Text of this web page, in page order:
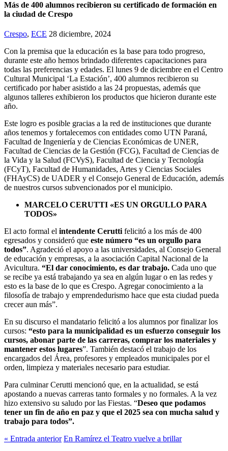
Más de 400 alumnos recibieron su certificado de formación en
la ciudad de Crespo
Crespo, ECE 28 diciembre, 2024
Con la premisa que la educación es la base para todo progreso,
durante este año hemos brindado diferentes capacitaciones para
todas las preferencias y edades. El lunes 9 de diciembre en el Centro
Cultural Municipal ‘La Estación’, 400 alumnos recibieron su
certificado por haber asistido a las 24 propuestas, además que
algunos talleres exhibieron los productos que hicieron durante este
año.
Este logro es posible gracias a la red de instituciones que durante
años tenemos y fortalecemos con entidades como UTN Paraná,
Facultad de Ingeniería y de Ciencias Económicas de UNER,
Facultad de Ciencias de la Gestión (FCG), Facultad de Ciencias de
la Vida y la Salud (FCVyS), Facultad de Ciencia y Tecnología
(FCyT), Facultad de Humanidades, Artes y Ciencias Sociales
(FHAyCS) de UADER y el Consejo General de Educación, además
de nuestros cursos subvencionados por el municipio.
MARCELO CERUTTI «ES UN ORGULLO PARA
TODOS»
El acto formal el intendente Ceruttifelicitó a los más de 400
egresados y consideró que este número “es un orgullo para
todos”. Agradeció el apoyo a las universidades, al Consejo General
de educación y empresas, a la asociación Capital Nacional de la
Avicultura. “El dar conocimiento, es dar trabajo. Cada uno que
se recibe ya está trabajando ya sea en algún lugar o en las redes y
esto es la base de lo que es Crespo. Agregar conocimiento a la
filosofía de trabajo y emprendedurismo hace que esta ciudad pueda
crecer aun más”.
En su discurso el mandatario felicitó a los alumnos por finalizar los
cursos: “esto para la municipalidad es un esfuerzo conseguir los
cursos, abonar parte de las carreras, comprar los materiales y
mantener estos lugares”. También destacó el trabajo de los
encargados del Área, profesores y empleados municipales por el
orden, limpieza y materiales necesario para estudiar.
Para culminar Cerutti mencionó que, en la actualidad, se está
apostando a nuevas carreras tanto formales y no formales. A la vez
hizo extensivo su saludo por las Fiestas. “Deseo que podamos
tener un fin de año en paz y que el 2025 sea con mucha salud y
trabajo para todos”.
« Entrada anterior En Ramírez el Teatro vuelve a brillar